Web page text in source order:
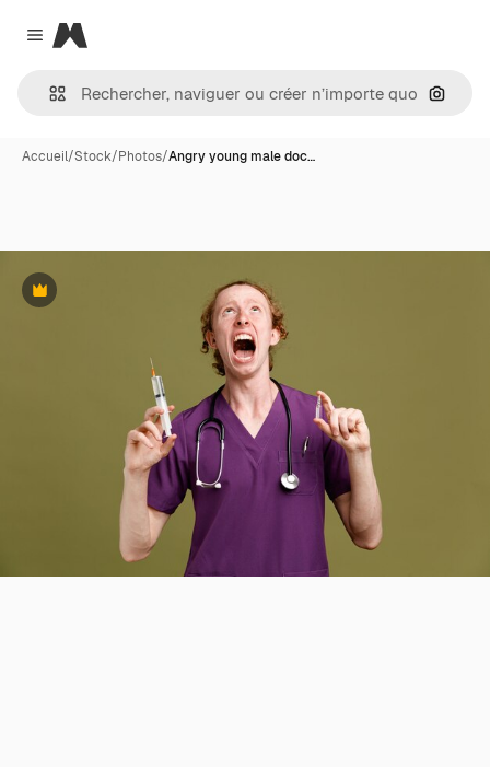
Close menu
Magnific
Accueil/Stock/Photos/Angry young male doc…
Premium